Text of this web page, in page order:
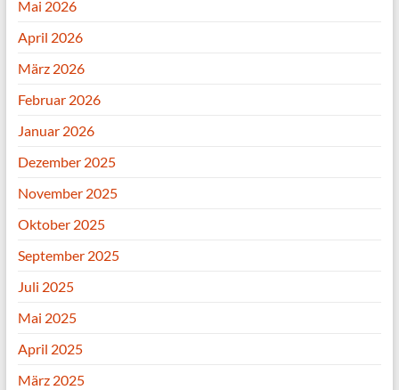
Mai 2026
April 2026
März 2026
Februar 2026
Januar 2026
Dezember 2025
November 2025
Oktober 2025
September 2025
Juli 2025
Mai 2025
April 2025
März 2025